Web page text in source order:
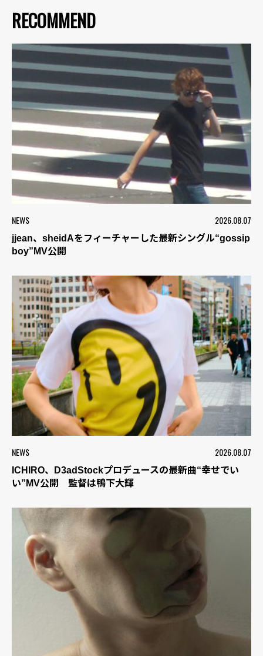
RECOMMEND
NEWS 2026.08.07
jjean、sheidAをフィーチャーした最新シングル“gossip
boy”MV公開
NEWS 2026.08.07
ICHIRO、D3adStockプロデュースの最新曲“幸せでい
い”MV公開 監督は鴨下大輝